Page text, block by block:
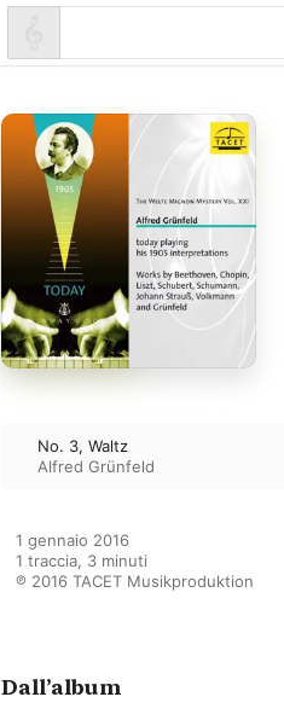
No. 3, Waltz
Alfred Grünfeld
1 gennaio 2016
1 traccia, 3 minuti
℗ 2016 TACET Musikproduktion
Dall’album